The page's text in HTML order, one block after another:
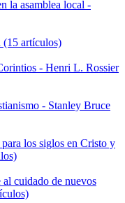
la asamblea local -
(15 artículos)
- Henri L. Rossier
- Stanley Bruce
los siglos en Cristo y
cuidado de nuevos